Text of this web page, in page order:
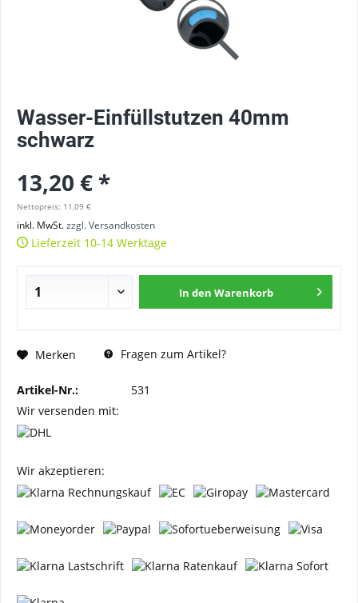
Wasser-Einfüllstutzen 40mm
schwarz
13,20 € *
Nettopreis: 11,09 €
inkl. MwSt.zzgl. Versandkosten
Lieferzeit 10-14 Werktage
In den Warenkorb
Merken Fragen zum Artikel?
Artikel-Nr.:
531
Wir versenden mit:
Wir akzeptieren: